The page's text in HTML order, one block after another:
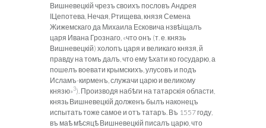
Вишневецкій чрезъ своихъ пословъ Андрея
ІЦепотева, Нечая, Ртищева, князя Семена
Жижемскаго да Михаила Есковича нзвѣіщалъ
царя Ивана Грознаго, «что онъ (т. е. князь
Вишневецкій) холопъ царя и великаго князя, й
правду на томъ далъ, что ему ѣхати ко государю, а
пошелъ воевати крымскихъ, улусовъ и подъ
Исламъ-кирменъ, служачи царю и великому
князю»3). Производя набѣги на татарскія области,
князь Вишневецкій долженъ былъ наконецъ
испытать тоже самое и отъ татаръ. Въ 1557 году,
въ маѣ мѣсяцѣ Вишневецкій писалъ царю, что